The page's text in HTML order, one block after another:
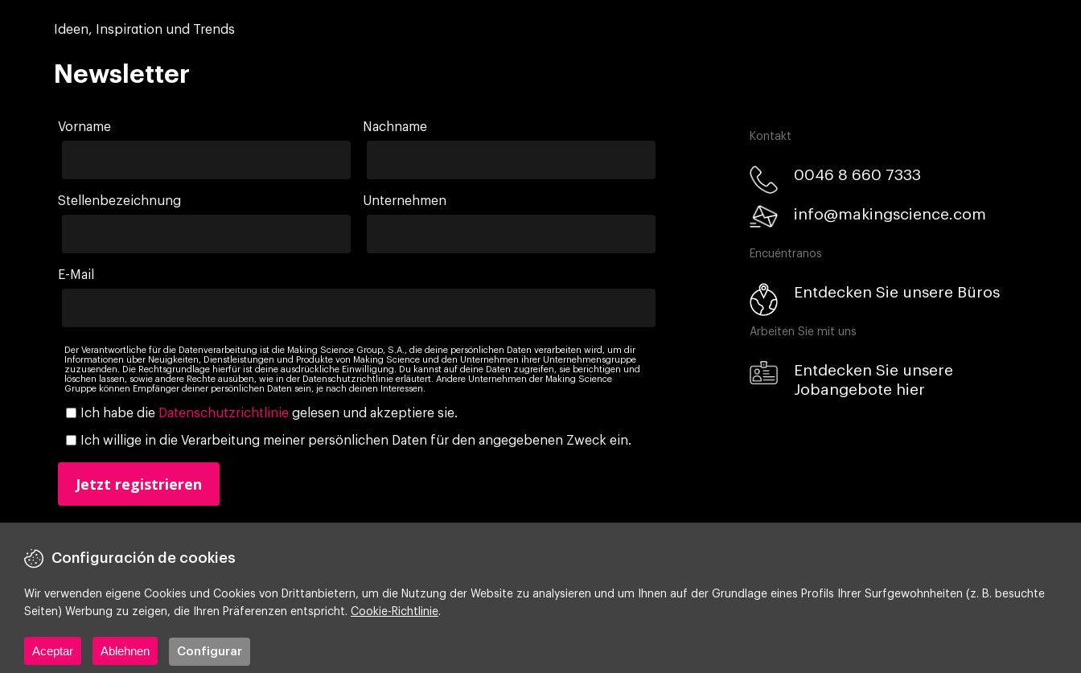
Ideen, Inspiration und Trends
Newsletter
Vorname Nachname
Stellenbezeichnung Unternehmen
E-Mail
Der Verantwortliche für die Datenverarbeitung ist die Making Science Group, S.A., die deine persönlichen Daten verarbeiten wird, um dir
Informationen über Neuigkeiten, Dienstleistungen und Produkte von Making Science und den Unternehmen ihrer Unternehmensgruppe
zuzusenden. Die Rechtsgrundlage hierfür ist deine ausdrückliche Einwilligung. Du kannst auf deine Daten zugreifen, sie berichtigen und
löschen lassen, sowie andere Rechte ausüben, wie in der Datenschutzrichtlinie erläutert. Andere Unternehmen der Making Science
Gruppe können Empfänger deiner persönlichen Daten sein, je nach deinen Interessen.
Ich habe die Datenschutzrichtlinie gelesen und akzeptiere sie.
Ich willige in die Verarbeitung meiner persönlichen Daten für den angegebenen Zweck ein.
Kontakt
0046 8 660 7333​
info@makingscience.com
Encuéntranos
Entdecken Sie unsere Büros
Arbeiten Sie mit uns
Entdecken Sie unsere
Jobangebote hier
Configuración de cookies
Wir verwenden eigene Cookies und Cookies von Drittanbietern, um die Nutzung der Website zu analysieren und um Ihnen auf der Grundlage eines Profils Ihrer Surfgewohnheiten (z. B. besuchte
Seiten) Werbung zu zeigen, die Ihren Präferenzen entspricht. Cookie-Richtlinie.
Aceptar Ablehnen Configurar